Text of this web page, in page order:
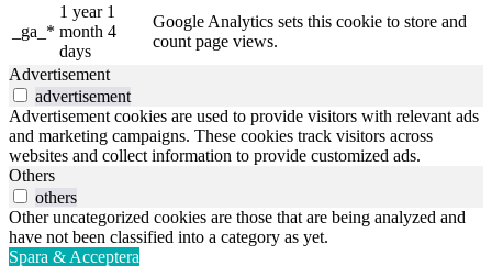
_ga_*
1 year 1
month 4
days
Google Analytics sets this cookie to store and
count page views.
Advertisement
advertisement
Advertisement cookies are used to provide visitors with relevant ads
and marketing campaigns. These cookies track visitors across
websites and collect information to provide customized ads.
Others
others
Other uncategorized cookies are those that are being analyzed and
have not been classified into a category as yet.
Spara & Acceptera